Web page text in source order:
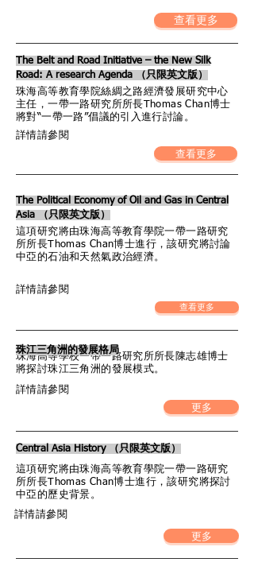
查看更多
The Belt and Road Initiative – the New Silk
Road: A research Agenda （只限英文版）
珠海高等教育學院絲綢之路經濟發展研究中心
主任，一帶一路研究所所長Thomas Chan博士
將對“一帶一路”倡議的引入進行討論。
詳情請參閱
查看更多
The Political Economy of Oil and Gas in Central
Asia （只限英文版）
這項研究將由珠海高等教育學院一帶一路研究
所所長Thomas Chan博士進行，該研究將討論
中亞的石油和天然氣政治經濟。
詳情請參閱
查看更多
珠海高等學校一帶一路研究所所長陳志雄博士
將探討珠江三角洲的發展模式。
珠江三角洲的發展格局
詳情請參閱
更多
這項研究將由珠海高等教育學院一帶一路研究
所所長Thomas Chan博士進行，該研究將探討
中亞的歷史背景。
Central Asia History （只限英文版）
詳情請參閱
更多